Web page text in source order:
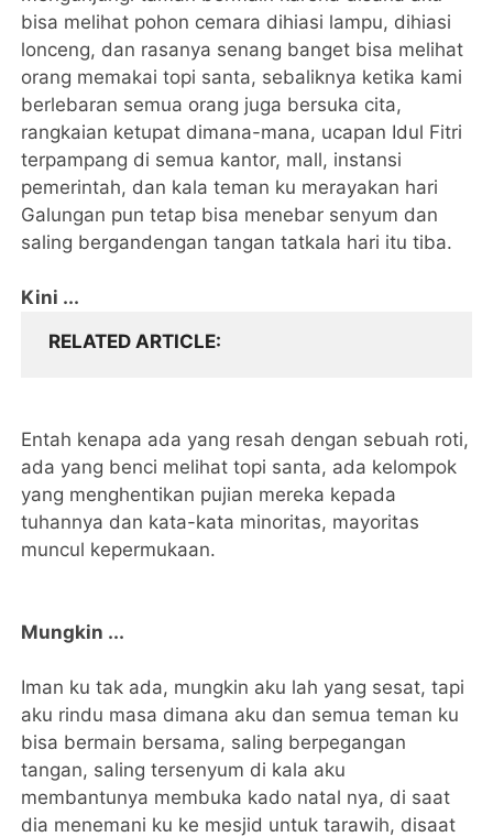
bisa melihat pohon cemara dihiasi lampu, dihiasi
lonceng, dan rasanya senang banget bisa melihat
orang memakai topi santa, sebaliknya ketika kami
berlebaran semua orang juga bersuka cita,
rangkaian ketupat dimana-mana, ucapan Idul Fitri
terpampang di semua kantor, mall, instansi
pemerintah, dan kala teman ku merayakan hari
Galungan pun tetap bisa menebar senyum dan
saling bergandengan tangan tatkala hari itu tiba.
Kini ...
RELATED ARTICLE
Entah kenapa ada yang resah dengan sebuah roti,
ada yang benci melihat topi santa, ada kelompok
yang menghentikan pujian mereka kepada
tuhannya dan kata-kata minoritas, mayoritas
muncul kepermukaan.
Mungkin ...
Iman ku tak ada, mungkin aku lah yang sesat, tapi
aku rindu masa dimana aku dan semua teman ku
bisa bermain bersama, saling berpegangan
tangan, saling tersenyum di kala aku
membantunya membuka kado natal nya, di saat
dia menemani ku ke mesjid untuk tarawih, disaat